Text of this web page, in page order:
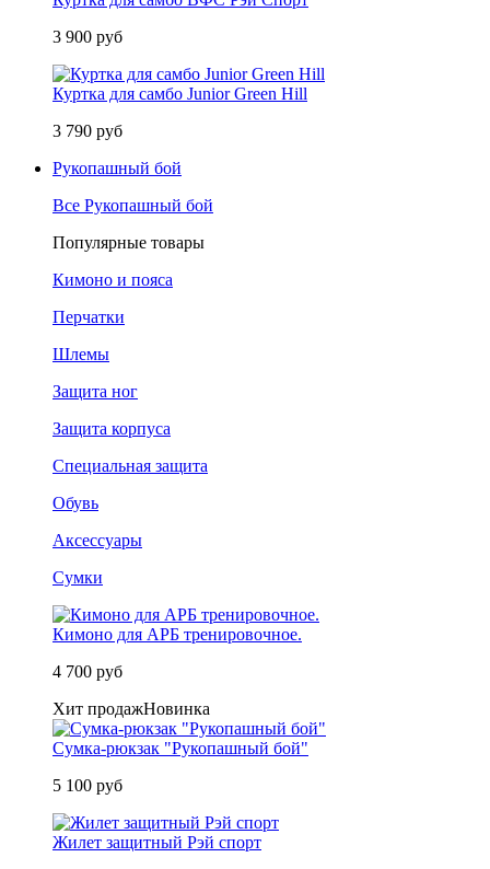
3 900 руб
Куртка для самбо Junior Green Hill
3 790 руб
Рукопашный бой
Все Рукопашный бой
Популярные товары
Кимоно и пояса
Перчатки
Шлемы
Защита ног
Защита корпуса
Специальная защита
Обувь
Аксессуары
Сумки
Кимоно для АРБ тренировочное.
4 700 руб
Хит продажНовинка
Сумка-рюкзак "Рукопашный бой"
5 100 руб
Жилет защитный Рэй спорт